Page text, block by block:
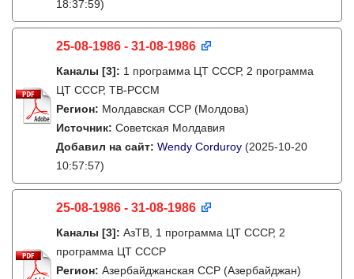
18:37:59)
25-08-1986 - 31-08-1986
Каналы [3]: 1 программа ЦТ СССР, 2 программа
ЦТ СССР, ТВ-РССМ
Регион: Молдавская ССР (Молдова)
Источник: Советская Молдавия
Добавил на сайт: Wendy Corduroy (2025-10-20
10:57:57)
25-08-1986 - 31-08-1986
Каналы [3]: АзТВ, 1 программа ЦТ СССР, 2
программа ЦТ СССР
Регион: Азербайджанская ССР (Азербайджан)